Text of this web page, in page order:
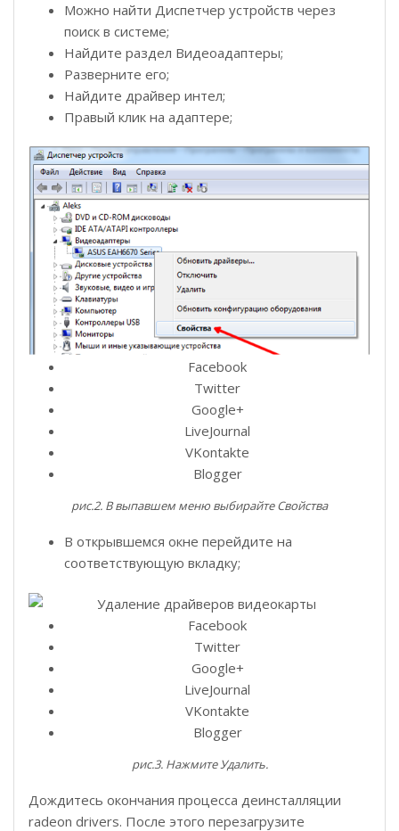
Можно найти Диспетчер устройств через
поиск в системе;
Найдите раздел Видеоадаптеры;
Разверните его;
Найдите драйвер интел;
Правый клик на адаптере;
Facebook
Twitter
Google+
LiveJournal
VKontakte
Blogger
рис.2. В выпавшем меню выбирайте Свойства
В открывшемся окне перейдите на
соответствующую вкладку;
Facebook
Twitter
Google+
LiveJournal
VKontakte
Blogger
рис.3. Нажмите Удалить.
Дождитесь окончания процесса деинсталляции
radeon drivers. После этого перезагрузите